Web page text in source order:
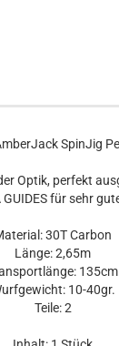
SpinJig
Optik, perfekt
für sehr
30T Carbon
Länge: 2,65m
135cm
10-40gr.
Teile: 2